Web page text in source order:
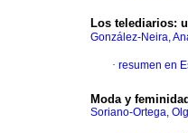
Los telediarios:
González-Neira,
· resumen en
Moda y
Soriano-Ortega,